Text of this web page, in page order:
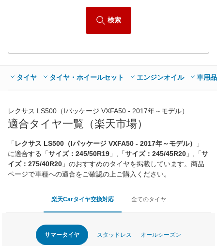
検索
タイヤ タイヤ・ホイールセット エンジンオイル 車用品
レクサス LS500（Iパッケージ VXFA50 - 2017年～モデル）
適合タイヤ一覧（楽天市場）
「 レクサス LS500（Iパッケージ VXFA50 - 2017年～モデル）
」
に適合する「サイズ：245/50R19 」,「サイズ：245/45R20 」,「サ
イズ：275/40R20 」のおすすめのタイヤを掲載しています。商品
ページで車種への適合をご確認の上ご購入ください。
楽天Carタイヤ交換対応 全てのタイヤ
サマータイヤ スタッドレス オールシーズン